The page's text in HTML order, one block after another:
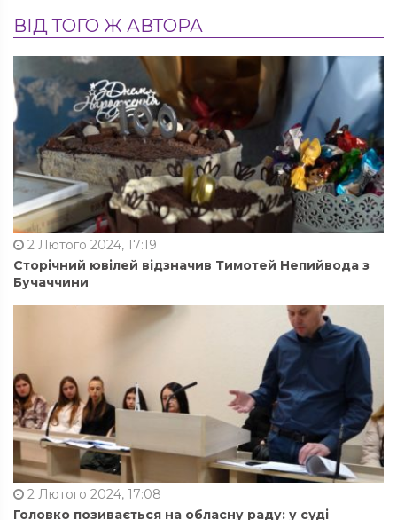
ВІД ТОГО Ж АВТОРА
2 Лютого 2024, 17:19
Сторічний ювілей відзначив Тимотей Непийвода з
Бучаччини
2 Лютого 2024, 17:08
Головко позивається на обласну раду: у суді